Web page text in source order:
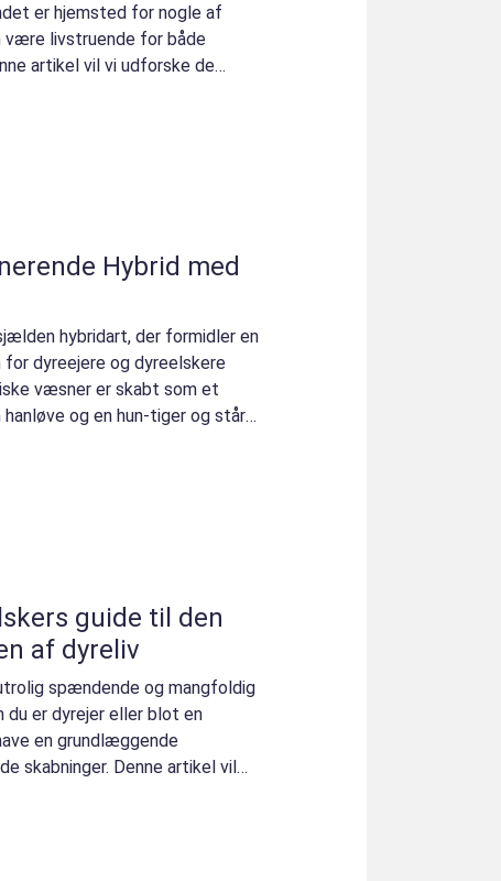
er hjemsted for nogle af
være livstruende for både
artikel vil vi udforske de
Hybrid med
hybridart, der formidler en
dyreejere og dyreelskere
væsner er skabt som et
og en hun-tiger og står
guide til den
af dyreliv
spændende og mangfoldig
du er dyrejer eller blot en
en grundlæggende
skabninger. Denne artikel vil